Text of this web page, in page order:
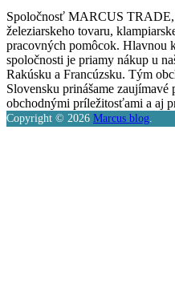
Spoločnosť MARCUS TRADE,
železiarskeho tovaru,
pracovných pomôcok. Hlavnou
spoločnosti je priamy nákup u
Rakúsku a Francúzsku. Tým
Slovensku prinášame
obchodnými príležitosťami a aj
Copyright © 2026 Marcus blog.